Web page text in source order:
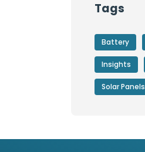
Tags
Battery
Insights
Solar Panels